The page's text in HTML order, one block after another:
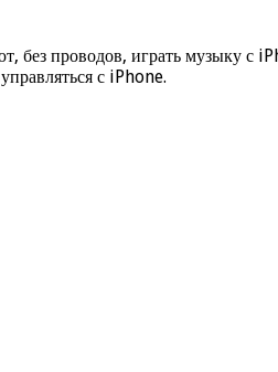
без проводов, играть музыку с
с iPhone.